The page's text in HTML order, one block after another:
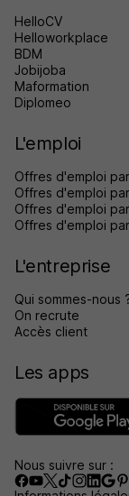
HelloCV
Helloworkplace
BDM
Jobijoba
Maformation
Diplomeo
L'emploi
Offres d'emploi
Offres d'emploi
Offres d'emploi
Offres d'emploi
L'entreprise
Qui sommes-nous
On recrute
Accès client
Les apps
Nous suivre sur :